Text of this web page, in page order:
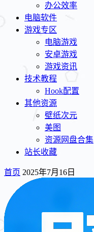
办公效率
电脑软件
游戏专区
电脑游戏
安卓游戏
游戏资讯
技术教程
Hook配置
其他资源
壁纸次元
美图
资源网盘合集
站长收藏
首页 2025年7月16日